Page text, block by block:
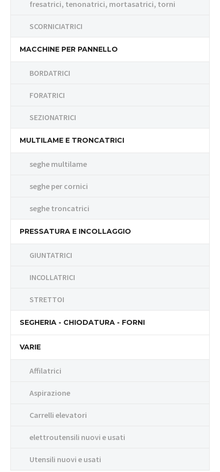
fresatrici, tenonatrici, mortasatrici, torni
SCORNICIATRICI
MACCHINE PER PANNELLO
BORDATRICI
FORATRICI
SEZIONATRICI
MULTILAME E TRONCATRICI
seghe multilame
seghe per cornici
seghe troncatrici
PRESSATURA E INCOLLAGGIO
GIUNTATRICI
INCOLLATRICI
STRETTOI
SEGHERIA - CHIODATURA - FORNI
VARIE
Affilatrici
Aspirazione
Carrelli elevatori
elettroutensili nuovi e usati
Utensili nuovi e usati